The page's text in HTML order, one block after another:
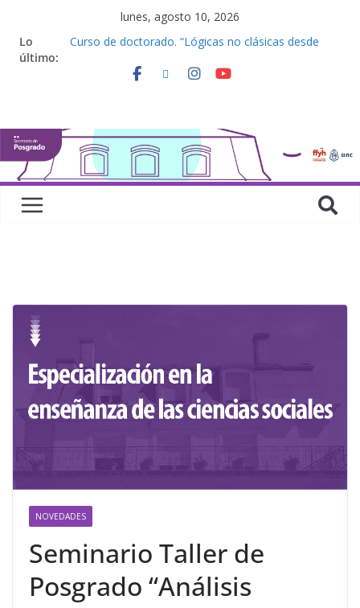
lunes, agosto 10, 2026
Lo
último:
Curso de doctorado. “Lógicas no clásicas desde
Seminario de posgrado. “Debates Actuales en
Curso de doctorado “Mirar, juzgar, sentir”
Defensas de Tesis y Trabajos Finales | Agosto
2026
NOVEDADES
Seminario Taller de
Posgrado “Análisis